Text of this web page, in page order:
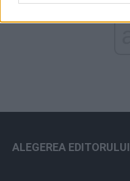
ALEGEREA EDITORULUI